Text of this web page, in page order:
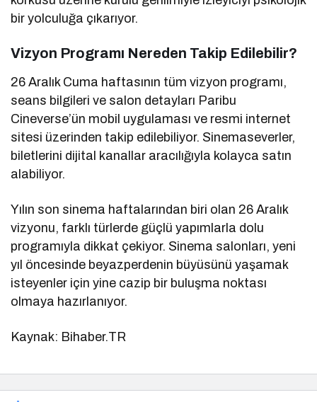
bir yolculuğa çıkarıyor.
Vizyon Programı Nereden Takip Edilebilir?
26 Aralık Cuma haftasının tüm vizyon programı,
seans bilgileri ve salon detayları Paribu
Cineverse’ün mobil uygulaması ve resmi internet
sitesi üzerinden takip edilebiliyor. Sinemaseverler,
biletlerini dijital kanallar aracılığıyla kolayca satın
alabiliyor.
Yılın son sinema haftalarından biri olan 26 Aralık
vizyonu, farklı türlerde güçlü yapımlarla dolu
programıyla dikkat çekiyor. Sinema salonları, yeni
yıl öncesinde beyazperdenin büyüsünü yaşamak
isteyenler için yine cazip bir buluşma noktası
olmaya hazırlanıyor.
Kaynak: Bihaber.TR